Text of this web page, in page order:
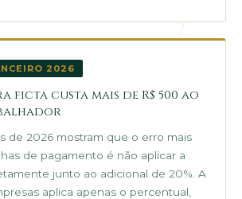
2026
ficta custa mais de R$ 500 ao
de 2026 mostram que o erro mais
de pagamento é não aplicar a
junto ao adicional de 20%. A
aplica apenas o percentual,